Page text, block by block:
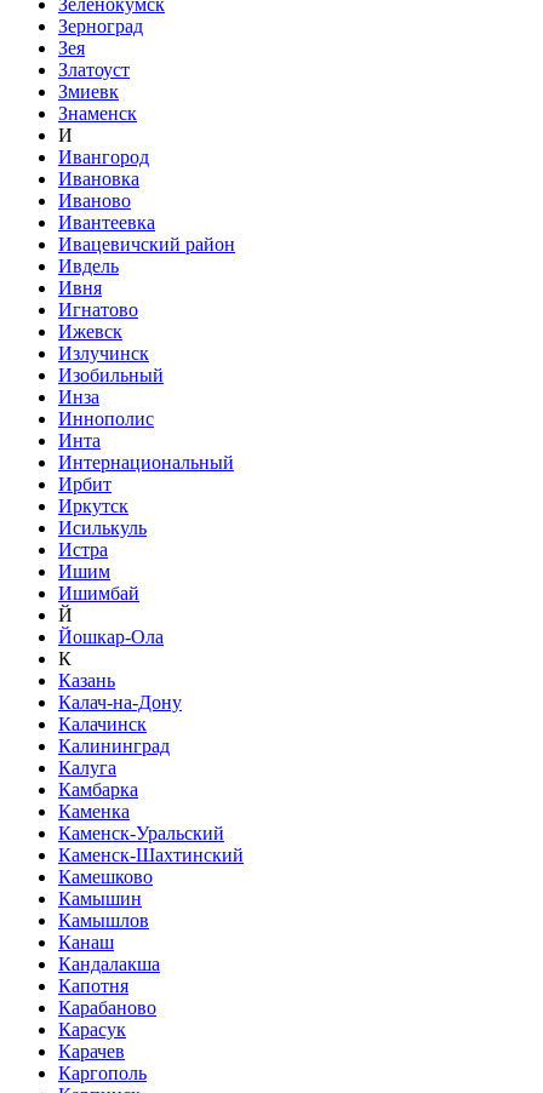
Зеленокумск
Зерноград
Зея
Златоуст
Змиевк
Знаменск
И
Ивангород
Ивановка
Иваново
Ивантеевка
Ивацевичский район
Ивдель
Ивня
Игнатово
Ижевск
Излучинск
Изобильный
Инза
Иннополис
Инта
Интернациональный
Ирбит
Иркутск
Исилькуль
Истра
Ишим
Ишимбай
Й
Йошкар-Ола
К
Казань
Калач-на-Дону
Калачинск
Калининград
Калуга
Камбарка
Каменка
Каменск-Уральский
Каменск-Шахтинский
Камешково
Камышин
Камышлов
Канаш
Кандалакша
Капотня
Карабаново
Карасук
Карачев
Каргополь